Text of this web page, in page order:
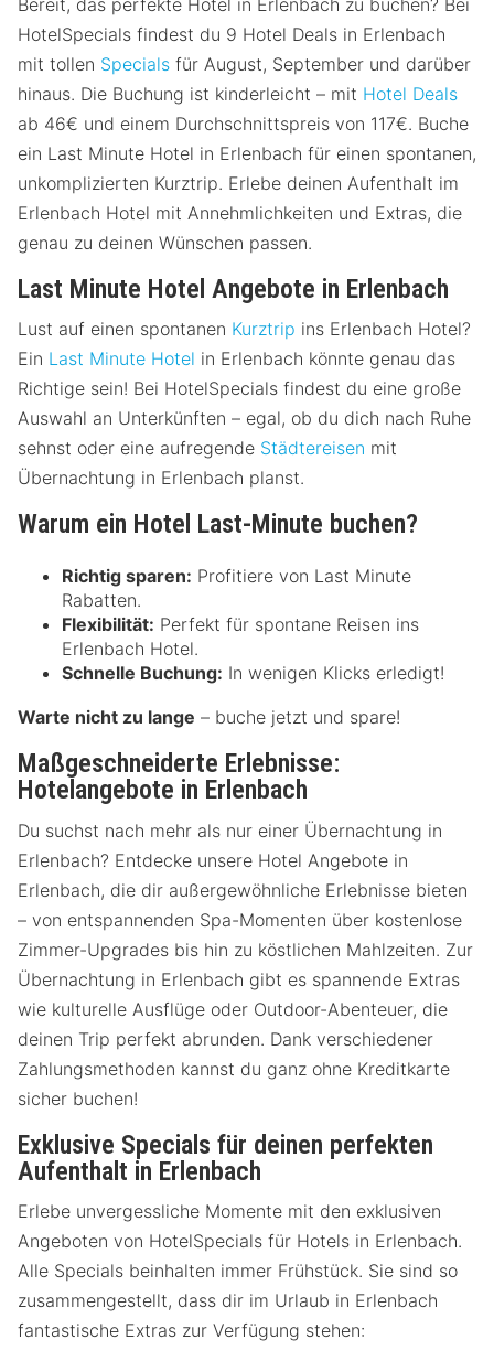
Bereit, das perfekte Hotel in Erlenbach zu buchen? Bei
HotelSpecials findest du 9 Hotel Deals in Erlenbach
mit tollen Specials für August, September und darüber
hinaus. Die Buchung ist kinderleicht – mit Hotel Deals
ab 46€ und einem Durchschnittspreis von 117€. Buche
ein Last Minute Hotel in Erlenbach für einen spontanen,
unkomplizierten Kurztrip. Erlebe deinen Aufenthalt im
Erlenbach Hotel mit Annehmlichkeiten und Extras, die
genau zu deinen Wünschen passen.
Last Minute Hotel Angebote in Erlenbach
Lust auf einen spontanen Kurztrip ins Erlenbach Hotel?
Ein Last Minute Hotel in Erlenbach könnte genau das
Richtige sein! Bei HotelSpecials findest du eine große
Auswahl an Unterkünften – egal, ob du dich nach Ruhe
sehnst oder eine aufregende Städtereisen mit
Übernachtung in Erlenbach planst.
Warum ein Hotel Last-Minute buchen?
Richtig sparen: Profitiere von Last Minute
Rabatten.
Flexibilität: Perfekt für spontane Reisen ins
Erlenbach Hotel.
Schnelle Buchung: In wenigen Klicks erledigt!
Warte nicht zu lange – buche jetzt und spare!
Maßgeschneiderte Erlebnisse:
Hotelangebote in Erlenbach
Du suchst nach mehr als nur einer Übernachtung in
Erlenbach? Entdecke unsere Hotel Angebote in
Erlenbach, die dir außergewöhnliche Erlebnisse bieten
– von entspannenden Spa-Momenten über kostenlose
Zimmer-Upgrades bis hin zu köstlichen Mahlzeiten. Zur
Übernachtung in Erlenbach gibt es spannende Extras
wie kulturelle Ausflüge oder Outdoor-Abenteuer, die
deinen Trip perfekt abrunden. Dank verschiedener
Zahlungsmethoden kannst du ganz ohne Kreditkarte
sicher buchen!
Exklusive Specials für deinen perfekten
Aufenthalt in Erlenbach
Erlebe unvergessliche Momente mit den exklusiven
Angeboten von HotelSpecials für Hotels in Erlenbach.
Alle Specials beinhalten immer Frühstück. Sie sind so
zusammengestellt, dass dir im Urlaub in Erlenbach
fantastische Extras zur Verfügung stehen: